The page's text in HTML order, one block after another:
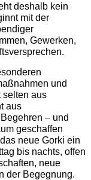
deshalb kein
mit der
Gewerken,
und
selten aus
aus
– und
geschaffen
neue Gorki ein
bis nachts, offen
neue
der Begegnung.